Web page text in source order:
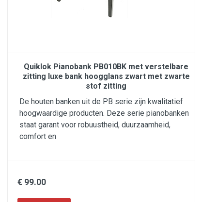
Quiklok Pianobank PB010BK met verstelbare
zitting luxe bank hoogglans zwart met zwarte
stof zitting
De houten banken uit de PB serie zijn kwalitatief
hoogwaardige producten. Deze serie pianobanken
staat garant voor robuustheid, duurzaamheid,
comfort en
€ 99.00